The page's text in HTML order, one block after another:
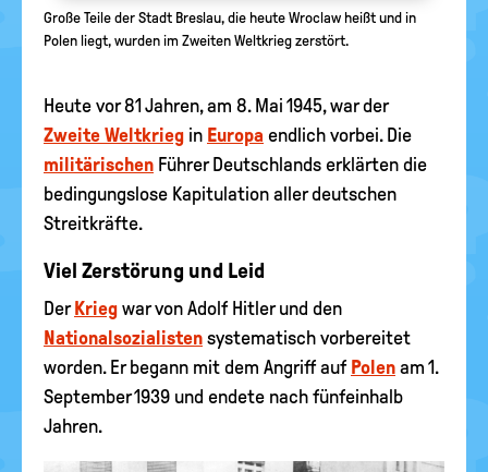
Große Teile der Stadt Breslau, die heute Wroclaw heißt und in
Polen liegt, wurden im Zweiten Weltkrieg zerstört.
Heute vor 81 Jahren, am 8. Mai 1945, war der
Zweite Weltkrieg in Europa endlich vorbei. Die
militärischen Führer Deutschlands erklärten die
bedingungslose Kapitulation aller deutschen
Streitkräfte.
Viel Zerstörung und Leid
Der Krieg war von Adolf Hitler und den
Nationalsozialisten systematisch vorbereitet
worden. Er begann mit dem Angriff auf Polen am 1.
September 1939 und endete nach fünfeinhalb
Jahren.